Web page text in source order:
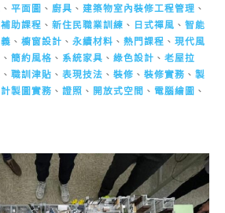
、 平面圖 、 廚具 、 建築物室內裝修工程管理 、
助課程 、 新住民職業訓練 、 日式禪風 、 智能
、 櫥窗設計 、 永續材料 、 熱門課程 、 現代風
、 簡約風格 、 系統家具 、 綠色設計 、 老屋拉
、 職訓津貼 、 表現技法 、 裝修 、 裝修實務 、 製
製圖實務 、 證照 、 開放式空間 、 電腦繪圖 、